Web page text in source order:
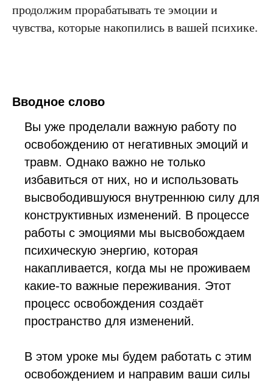
продолжим прорабатывать те эмоции и
чувства, которые накопились в вашей психике.
Вводное слово
Вы уже проделали важную работу по
освобождению от негативных эмоций и
травм. Однако важно не только
избавиться от них, но и использовать
высвободившуюся внутреннюю силу для
конструктивных изменений. В процессе
работы с эмоциями мы высвобождаем
психическую энергию, которая
накапливается, когда мы не проживаем
какие-то важные переживания. Этот
процесс освобождения создаёт
пространство для изменений.
В этом уроке мы будем работать с этим
освобождением и направим ваши силы